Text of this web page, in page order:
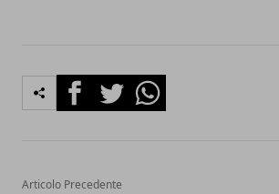
FacebookTwitterWhatsapp
Articolo Precedente